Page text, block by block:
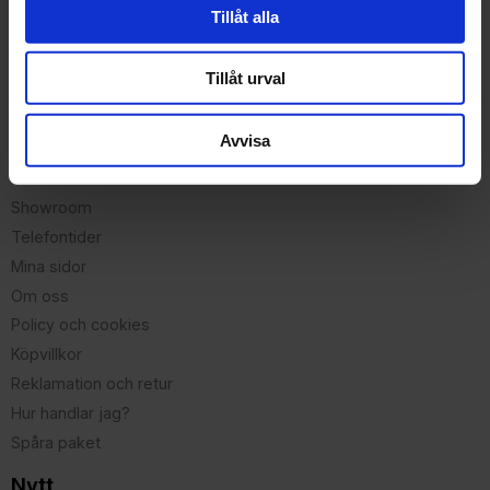
Tillåt alla
Tillåt urval
Avvisa
Kundtjänst
Showroom
Telefontider
Mina sidor
Om oss
Policy och cookies
Köpvillkor
Reklamation och retur
Hur handlar jag?
Spåra paket
Nytt